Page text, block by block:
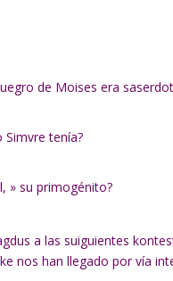
de Moises era
Simvre tenía?
» su primogénito?
a las suiguientes
nos han llegado por vía